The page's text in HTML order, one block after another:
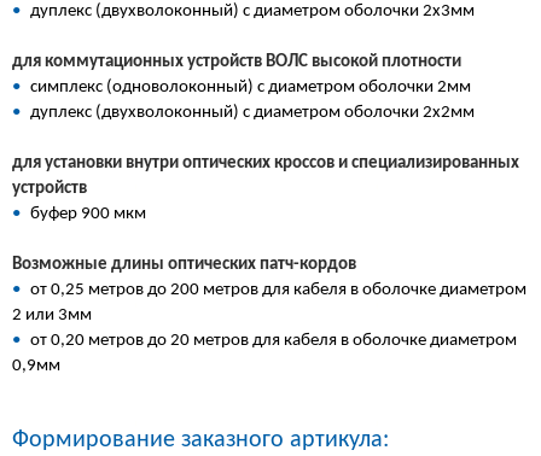
• дуплекс (двухволоконный) с диаметром оболочки 2х3мм
для коммутационных устройств ВОЛС высокой плотности
• симплекс (одноволоконный) с диаметром оболочки 2мм
• дуплекс (двухволоконный) с диаметром оболочки 2х2мм
для установки внутри оптических кроссов и специализированных
устройств
• буфер 900 мкм
Возможные длины оптических патч-кордов
• от 0,25 метров до 200 метров для кабеля в оболочке диаметром
2 или 3мм
• от 0,20 метров до 20 метров для кабеля в оболочке диаметром
0,9мм
Формирование заказного артикула: